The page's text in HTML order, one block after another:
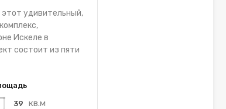
удивительный,
Искеле в
состоит из пяти
39 кв.м